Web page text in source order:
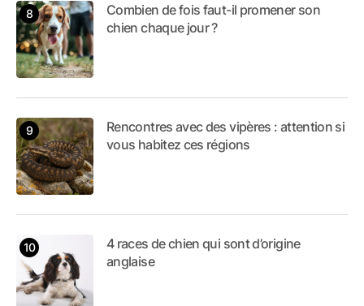
Combien de fois faut-il promener son
chien chaque jour ?
Rencontres avec des vipères : attention si
vous habitez ces régions
4 races de chien qui sont d’origine
anglaise